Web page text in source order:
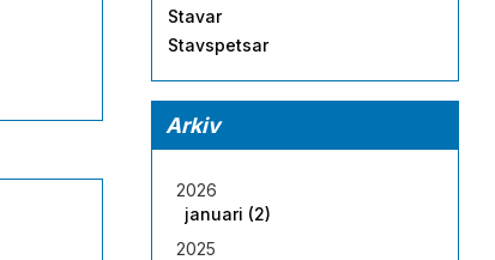
Stavar
Stavspetsar
Arkiv
2026
januari (2)
2025